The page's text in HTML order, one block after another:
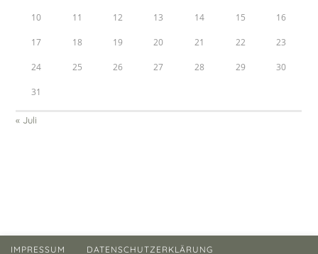
10 11 12 13 14 15 16
17 18 19 20 21 22 23
24 25 26 27 28 29 30
31
« Juli
IMPRESSUM DATENSCHUTZERKLÄRUNG